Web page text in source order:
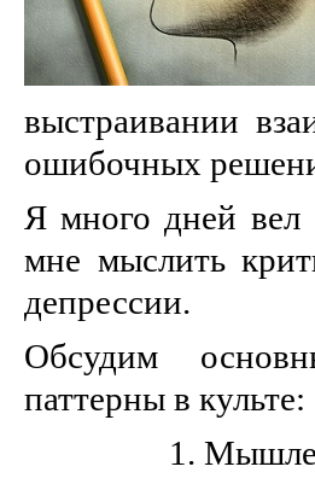
выстраивании
ошибочных
Я много дней вел
мне мыслить
депрессии.
Обсудим
паттерны в культе:
1.